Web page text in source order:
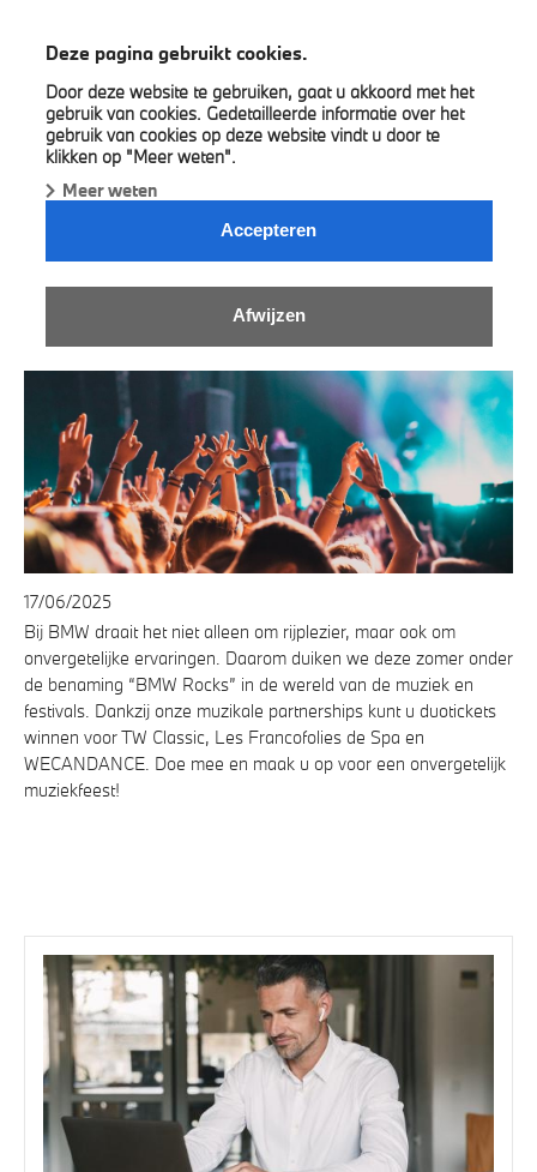
Deze pagina gebruikt cookies.
Door deze website te gebruiken, gaat u akkoord met het
gebruik van cookies. Gedetailleerde informatie over het
gebruik van cookies op deze website vindt u door te
klikken op "Meer weten".
Meer weten
Accepteren
Afwijzen
17/06/2025
Bij BMW draait het niet alleen om rijplezier, maar ook om
onvergetelijke ervaringen. Daarom duiken we deze zomer onder
de benaming “BMW Rocks” in de wereld van de muziek en
festivals. Dankzij onze muzikale partnerships kunt u duotickets
winnen voor TW Classic, Les Francofolies de Spa en
WECANDANCE. Doe mee en maak u op voor een onvergetelijk
muziekfeest!